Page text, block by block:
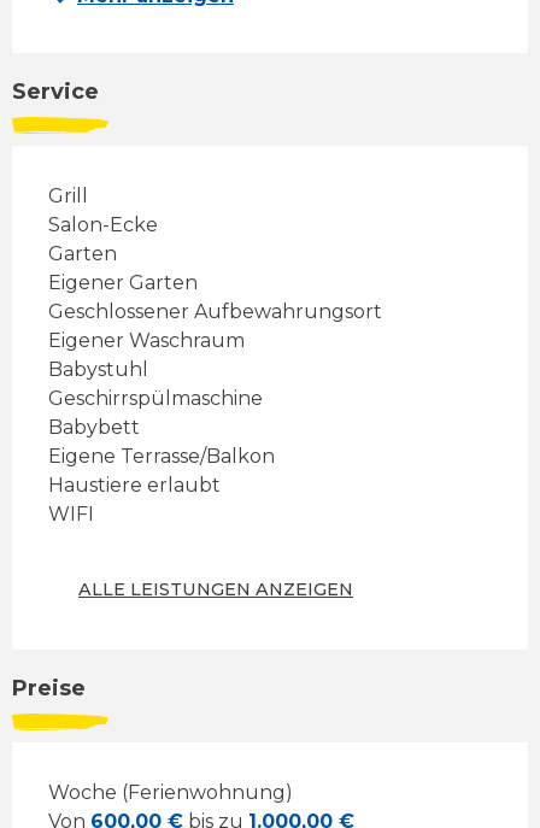
Service
Grill
Salon-Ecke
Garten
Eigener Garten
Geschlossener Aufbewahrungsort
Eigener Waschraum
Babystuhl
Geschirrspülmaschine
Babybett
Eigene Terrasse/Balkon
Haustiere erlaubt
WIFI
ALLE LEISTUNGEN ANZEIGEN
Preise
Woche (Ferienwohnung)
Von 600,00 € bis zu 1.000,00 €